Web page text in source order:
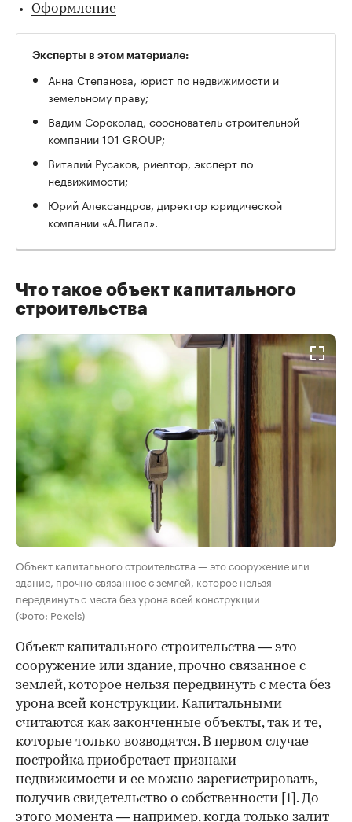
Оформление
Эксперты в этом материале:
Анна Степанова, юрист по недвижимости и
земельному праву;
Вадим Сороколад, сооснователь строительной
компании 101 GROUP;
Виталий Русаков, риелтор, эксперт по
недвижимости;
Юрий Александров, директор юридической
компании «А.Лигал».
Что такое объект капитального
строительства
Объект капитального строительства — это сооружение или
здание, прочно связанное с землей, которое нельзя
передвинуть с места без урона всей конструкции
(Фото: Pexels)
Объект капитального строительства — это
сооружение или здание, прочно связанное с
землей, которое нельзя передвинуть с места без
урона всей конструкции. Капитальными
считаются как законченные объекты, так и те,
которые только возводятся. В первом случае
постройка приобретает признаки
недвижимости и ее можно зарегистрировать,
получив свидетельство о собственности [1] . До
этого момента — например, когда только залит